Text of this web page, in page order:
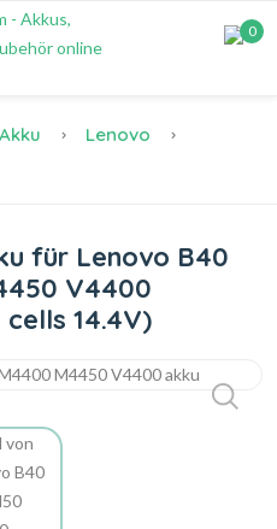
0
Lenovo
für Lenovo B40
V4400
14.4V)